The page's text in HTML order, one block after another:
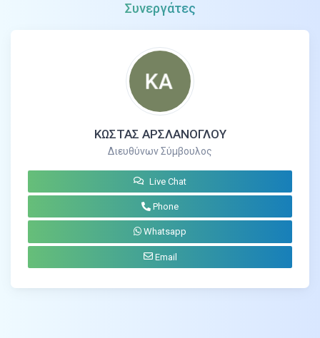
Συνεργάτες
ΚΩΣΤΑΣ ΑΡΣΛΑΝΟΓΛΟΥ
Διευθύνων Σύμβουλος
Live Chat
Phone
Whatsapp
Email